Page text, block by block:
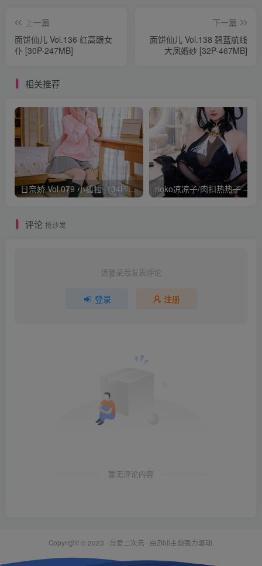
上一篇
面饼仙儿 Vol.136 红高跟女
仆 [30P-247MB]
下一篇
面饼仙儿 Vol.138 碧蓝航线
大凤婚纱 [32P-467MB]
相关推荐
日奈娇 Vol.079 小孤独 [134P-1.84GB]
评论 抢沙发
请登录后发表评论
登录 注册
暂无评论内容
Copyright © 2023 · 吾爱二次元 · 由Zibll主题强力驱动.